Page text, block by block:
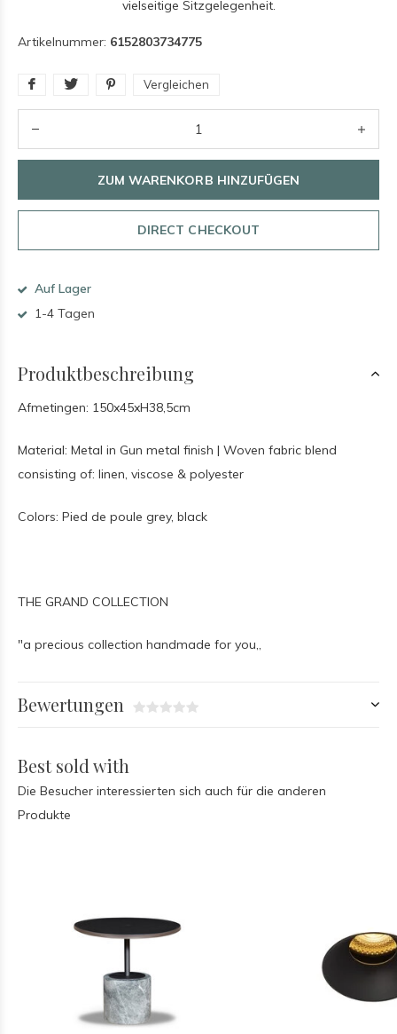
vielseitige Sitzgelegenheit.
Artikelnummer: 6152803734775
Vergleichen
ZUM WARENKORB HINZUFÜGEN
DIRECT CHECKOUT
Auf Lager
1-4 Tagen
Produktbeschreibung
Afmetingen: 150x45xH38,5cm
Material: Metal in Gun metal finish | Woven fabric blend
consisting of: linen, viscose & polyester
Colors: Pied de poule grey, black
THE GRAND COLLECTION
"a precious collection handmade for you,,
Bewertungen
Best sold with
Die Besucher interessierten sich auch für die anderen
Produkte